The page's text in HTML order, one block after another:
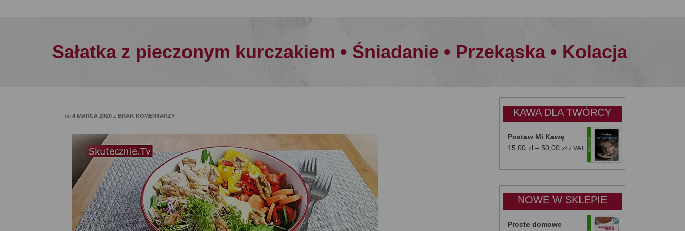
Sałatka z pieczonym kurczakiem • Śniadanie • Przekąska • Kolacja
on 4 MARCA 2020 z BRAK KOMENTARZY KAWA DLA TWÓRCY
Postaw Mi Kawę
15,00 zł – 50,00 złZakres
od
do
50,00 zł
z VAT
NOWE W SKLEPIE
Proste domowe